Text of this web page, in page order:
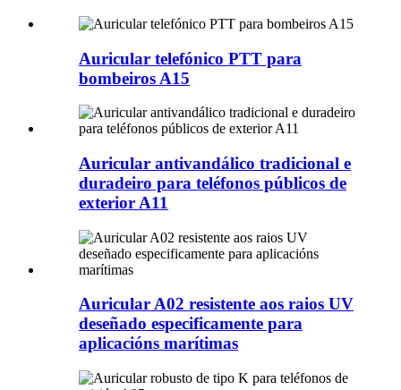
Auricular telefónico PTT para
bombeiros A15
Auricular antivandálico tradicional e
duradeiro para teléfonos públicos de
exterior A11
Auricular A02 resistente aos raios UV
deseñado especificamente para
aplicacións marítimas